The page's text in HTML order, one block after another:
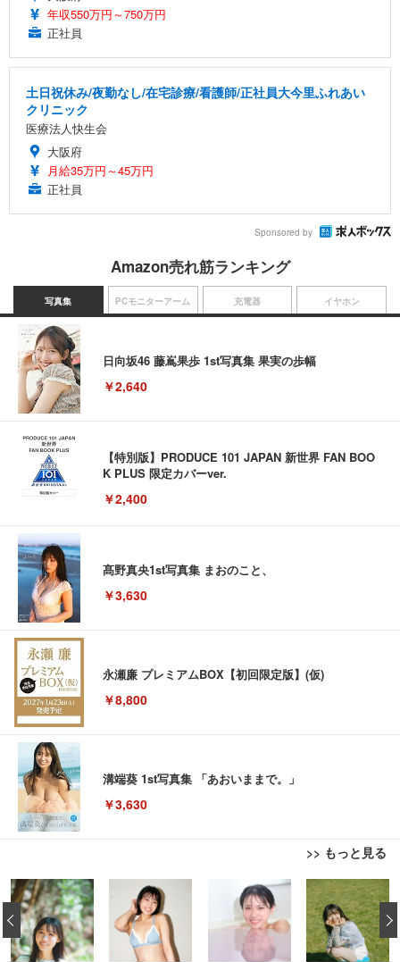
年収550万円～750万円
正社員
土日祝休み/夜勤なし/在宅診療/看護師/正社員大今里ふれあい
クリニック
医療法人快生会
大阪府
月給35万円～45万円
正社員
Sponsored by
Amazon売れ筋ランキング
写真集
日向坂46 藤嶌果歩 1st写真集 果実の歩幅
￥2,640
【特別版】PRODUCE 101 JAPAN 新世界 FAN BOO
K PLUS 限定カバーver.
￥2,400
髙野真央1st写真集 まおのこと、
￥3,630
永瀬廉 プレミアムBOX【初回限定版】(仮)
￥8,800
溝端葵 1st写真集 「あおいままで。」
￥3,630
>> もっと見る
PCモニターアーム
エレコム モニターアーム シングルアーム 17~32イン
チ対応 耐荷重:9kg ガス式 VESA規格対応 ブラック
DPA-SS02BK
￥3,770
充電器
エレコム 充電器 Type-C USB-C 20W USB PD対応
ケーブル一体型 1.5m PSE認証品 GaN採用 折りたた
み式プラグ しろちゃん 【 iPhone16 15 等対応】 E
C-AC6920WF
￥1,090
イヤホン
Bluetoothイヤホン ワイヤレスイヤホン IPX7防水
最大60時間再生 2026年最新Bluetooth6.0ブルートゥ
ースイヤホン 全音域HIFI音質低遅延接続瞬時 片耳/
両耳 WEB会議/運動/ゲーム/通学通勤/スポーツ/音楽
用iPhone/Android対応 (002 black)
￥999
‹